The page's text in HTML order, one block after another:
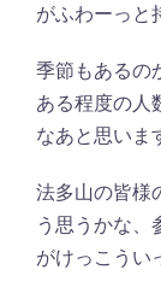
がふわーっと
季節もあるの
ある程度の人
なあと思いま
法多山の皆様
う思うかな、
がけっこうい